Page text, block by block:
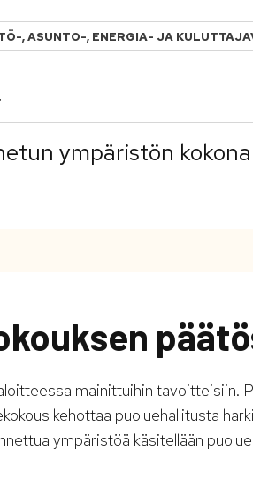
, ASUNTO-, ENERGIA- JA
ympäristön
mainittuihin tavoitteisiin.
kehottaa puoluehallitusta
ympäristöä käsitellään